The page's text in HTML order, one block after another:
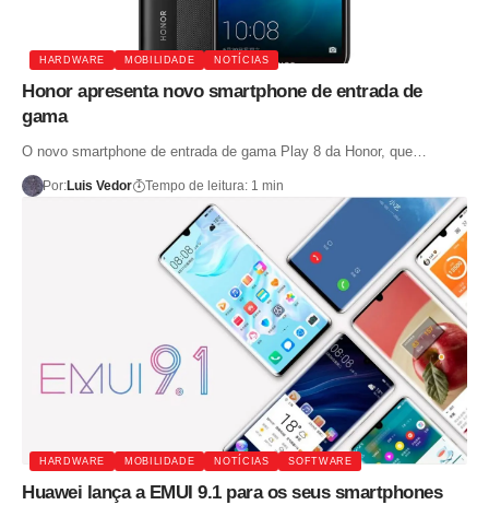
HARDWARE MOBILIDADE NOTÍCIAS
Honor apresenta novo smartphone de entrada de
gama
O novo smartphone de entrada de gama Play 8 da Honor, que…
Por:Luis Vedor Tempo de leitura: 1 min
HARDWARE MOBILIDADE NOTÍCIAS SOFTWARE
Huawei lança a EMUI 9.1 para os seus smartphones